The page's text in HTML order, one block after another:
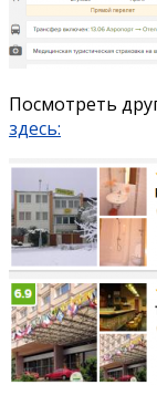
Посмотреть
здесь: